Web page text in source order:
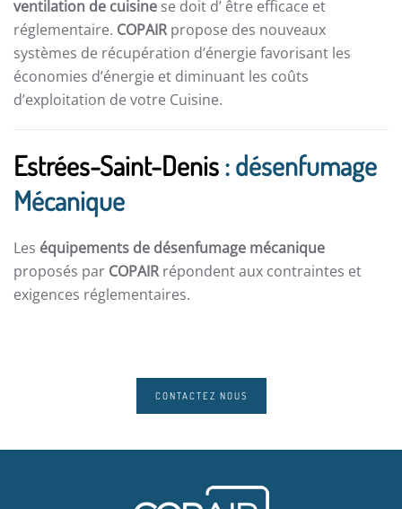
ventilation de cuisine se doit d’ être efficace et
réglementaire. COPAIRpropose des nouveaux
systèmes de récupération d’énergie favorisant les
économies d’énergie et diminuant les coûts
d’exploitation de votre Cuisine.
Estrées-Saint-Denis: désenfumage
Mécanique
Les équipements de désenfumage mécanique
proposés par COPAIRrépondent aux contraintes et
exigences réglementaires.
CONTACTEZ NOUS